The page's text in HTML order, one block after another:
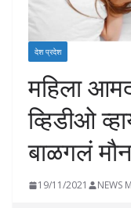
देश प्रदेश
महिला
व्हिडीओ
बाळगलं मौन
19/11/2021 NEWS